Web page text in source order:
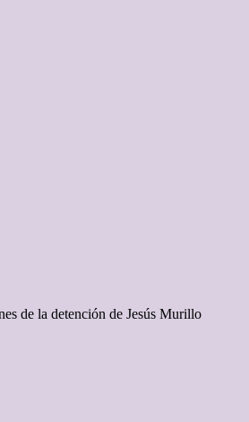
de la detención de Jesús Murillo